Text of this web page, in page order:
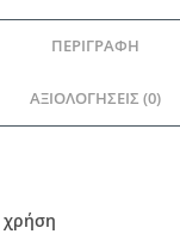
ΠΕΡΙΓΡΑΦΉ
ΑΞΙΟΛΟΓΉΣΕΙΣ (0)
χρήση